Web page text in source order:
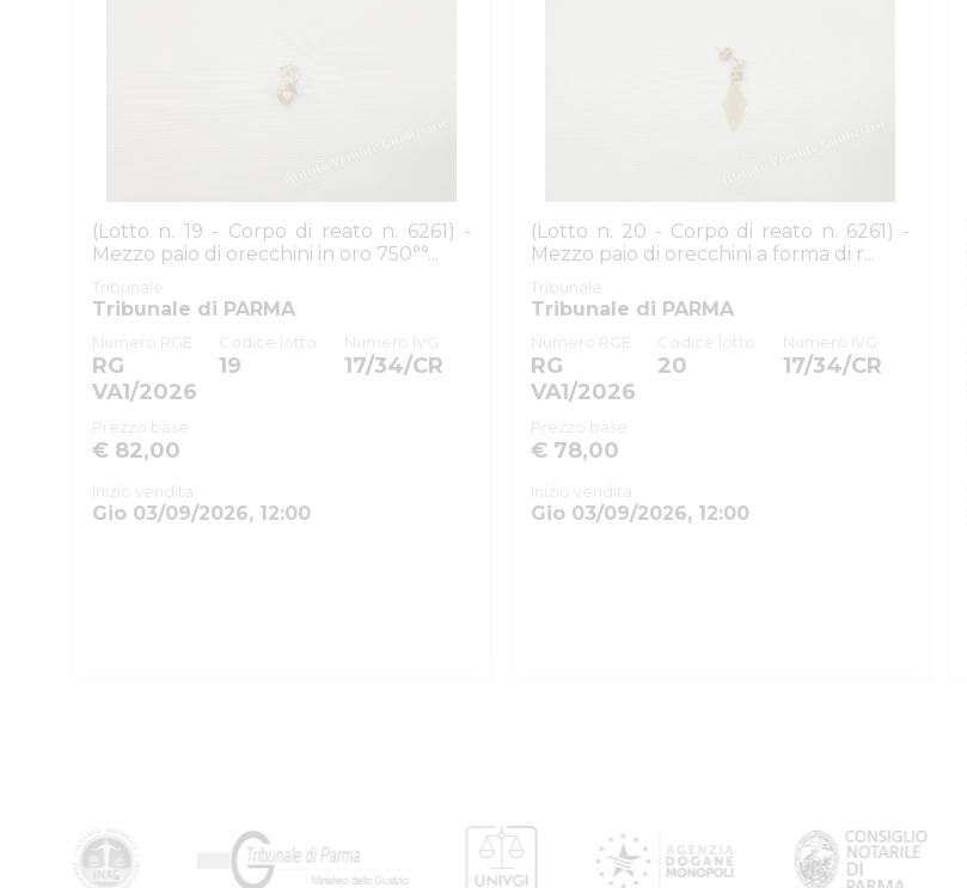
(Lotto n. 19 - Corpo di reato n. 6261) -
Mezzo paio di orecchini in oro 750°°...
Tribunale
Tribunale di PARMA
Numero RGE
RG
VA1/2026
Codice lotto
19
Numero IVG
17/34/CR
Prezzo base
€ 82,00
Inizio vendita
Gio 03/09/2026, 12:00
(Lotto n. 20 - Corpo di reato n. 6261) -
Mezzo paio di orecchini a forma di r...
Tribunale
Tribunale di PARMA
Numero RGE
RG
VA1/2026
Codice lotto
20
Numero IVG
17/34/CR
Prezzo base
€ 78,00
Inizio vendita
Gio 03/09/2026, 12:00